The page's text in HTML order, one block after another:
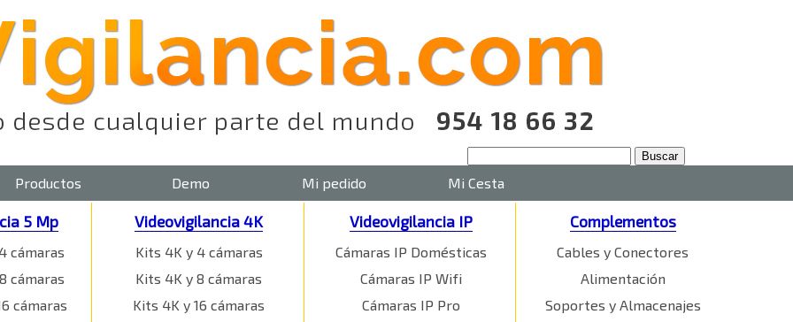
Productos Demo Mi pedido Mi Cesta
5 Mp
cámaras
cámaras
cámaras
Videovigilancia 4K
Kits 4K y 4 cámaras
Kits 4K y 8 cámaras
Kits 4K y 16 cámaras
Videovigilancia IP
Cámaras IP Domésticas
Cámaras IP Wifi
Cámaras IP Pro
Complementos
Cables y Conectores
Alimentación
Soportes y Almacenajes